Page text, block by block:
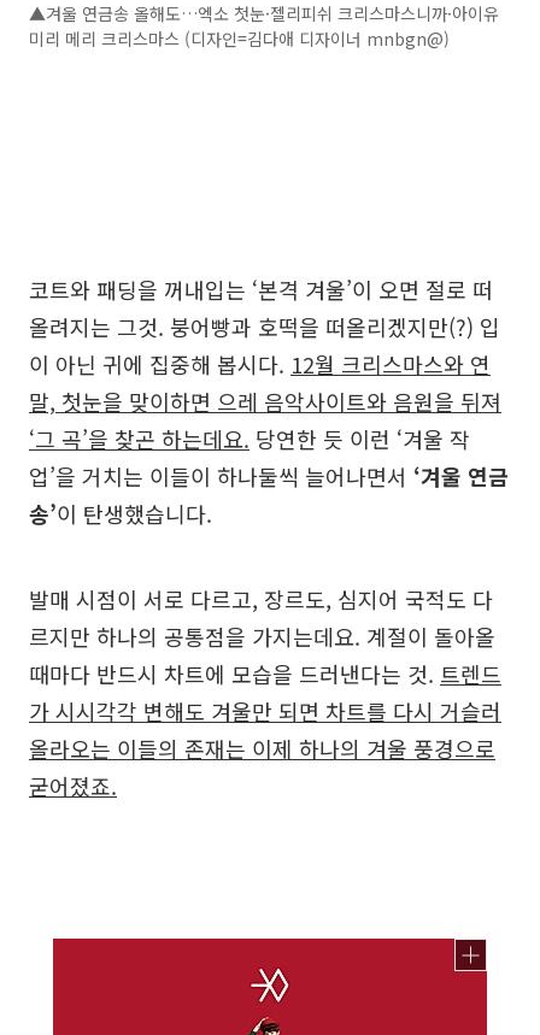
▲겨울 연금송 올해도…엑소 첫눈·젤리피쉬 크리스마스니까·아이유
미리 메리 크리스마스 (디자인=김다애 디자이너 mnbgn@)
코트와 패딩을 꺼내입는 ‘본격 겨울’이 오면 절로 떠
올려지는 그것. 붕어빵과 호떡을 떠올리겠지만(?) 입
이 아닌 귀에 집중해 봅시다. 12월 크리스마스와 연
말, 첫눈을 맞이하면 으레 음악사이트와 음원을 뒤져
‘그 곡’을 찾곤 하는데요. 당연한 듯 이런 ‘겨울 작
업’을 거치는 이들이 하나둘씩 늘어나면서 ‘겨울 연금
송’이 탄생했습니다.
발매 시점이 서로 다르고, 장르도, 심지어 국적도 다
르지만 하나의 공통점을 가지는데요. 계절이 돌아올
때마다 반드시 차트에 모습을 드러낸다는 것. 트렌드
가 시시각각 변해도 겨울만 되면 차트를 다시 거슬러
올라오는 이들의 존재는 이제 하나의 겨울 풍경으로
굳어졌죠.